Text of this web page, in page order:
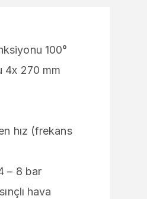
100°
4x 270 mm
hız (frekans
– 8 bar
hava